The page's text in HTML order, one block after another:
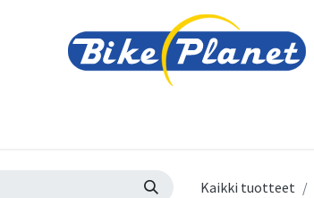
Kaikki tuotteet